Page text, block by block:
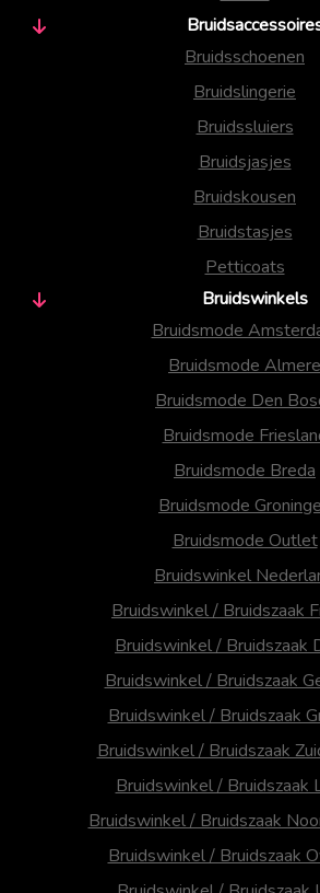
Bruidsschoenen
Bruidslingerie
Bruidssluiers
Bruidsjasjes
Bruidskousen
Bruidstasjes
Petticoats
Bruidswinkels
Bruidsmode
Bruidsmode Almere
Bruidsmode Den
Bruidsmode
Bruidsmode Breda
Bruidsmode
Bruidsmode Outlet
Bruidswinkel
Bruidswinkel / Bruidszaak
Bruidswinkel / Bruidszaak
Bruidswinkel / Bruidszaak
Bruidswinkel / Bruidszaak
Bruidswinkel / Bruidszaak
Bruidswinkel / Bruidszaak
Bruidswinkel / Bruidszaak
Bruidswinkel / Bruidszaak